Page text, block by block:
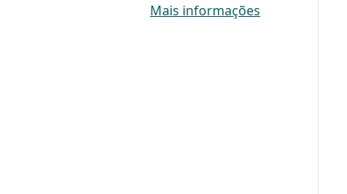
Mais informações